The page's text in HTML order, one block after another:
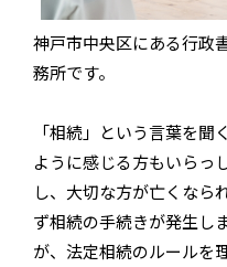
神戸市中央区にある行政
務所です。
「相続」という言葉を
ように感じる方もいらっ
し、大切な方が亡くなら
ず相続の手続きが発生し
が、法定相続のルールを